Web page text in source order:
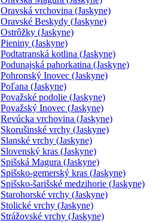
Oravská vrchovina (Jaskyne)
Oravské Beskydy (Jaskyne)
Ostrôžky (Jaskyne)
Pieniny (Jaskyne)
Podtatranská kotlina (Jaskyne)
Podunajská pahorkatina (Jaskyne)
Pohronský Inovec (Jaskyne)
Poľana (Jaskyne)
Považské podolie (Jaskyne)
Považský Inovec (Jaskyne)
Revúcka vrchovina (Jaskyne)
Skorušinské vrchy (Jaskyne)
Slanské vrchy (Jaskyne)
Slovenský kras (Jaskyne)
Spišská Magura (Jaskyne)
Spišsko-gemerský kras (Jaskyne)
Spišsko-šarišské medzihorie (Jaskyne)
Starohorské vrchy (Jaskyne)
Stolické vrchy (Jaskyne)
Strážovské vrchy (Jaskyne)